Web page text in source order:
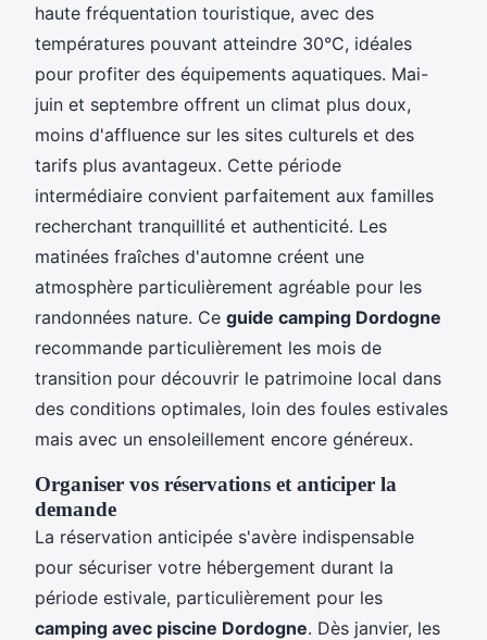
haute fréquentation touristique, avec des
températures pouvant atteindre 30°C, idéales
pour profiter des équipements aquatiques. Mai-
juin et septembre offrent un climat plus doux,
moins d'affluence sur les sites culturels et des
tarifs plus avantageux. Cette période
intermédiaire convient parfaitement aux familles
recherchant tranquillité et authenticité. Les
matinées fraîches d'automne créent une
atmosphère particulièrement agréable pour les
randonnées nature. Ce guide camping Dordogne
recommande particulièrement les mois de
transition pour découvrir le patrimoine local dans
des conditions optimales, loin des foules estivales
mais avec un ensoleillement encore généreux.
Organiser vos réservations et anticiper la
demande
La réservation anticipée s'avère indispensable
pour sécuriser votre hébergement durant la
période estivale, particulièrement pour les
camping avec piscine Dordogne. Dès janvier, les